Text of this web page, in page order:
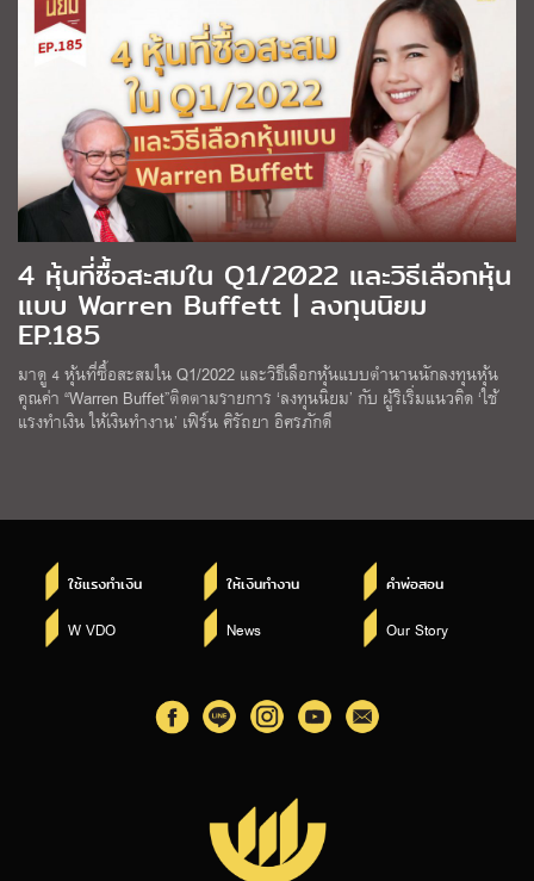
4 หุ้นที่ซื้อสะสมใน Q1/2022 และวิธีเลือกหุ้น
แบบ Warren Buffett | ลงทุนนิยม
EP.185
มาดู 4 หุ้นที่ซื้อสะสมใน Q1/2022 และวิธีเลือกหุ้นแบบตำนานนักลงทุนหุ้น
คุณค่า “Warren Buffet”ติดตามรายการ ‘ลงทุนนิยม’ กับ ผู้ริเริ่มแนวคิด ‘ใช้
แรงทำเงิน ให้เงินทำงาน’ เฟิร์น ศิรัถยา อิศรภักดี
ใช้แรงทำเงิน ให้เงินทำงาน คำพ่อสอน
W VDO News Our Story